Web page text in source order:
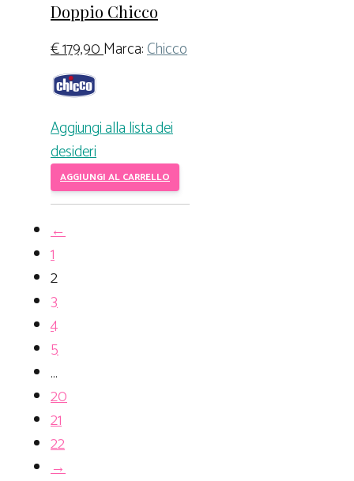
Doppio Chicco
€179,90Marca:Chicco
Aggiungi alla lista dei
desideri
AGGIUNGI AL CARRELLO
←
1
2
3
4
5
…
20
21
22
→